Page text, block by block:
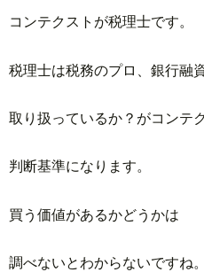
コンテクストが税理士です。
税理士は税務のプロ、銀行融
取り扱っているか？がコンテ
判断基準になります。
買う価値があるかどうかは
調べないとわからないですね。